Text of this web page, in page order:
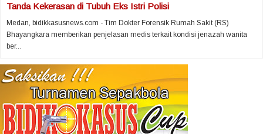
Tanda Kekerasan di Tubuh Eks Istri Polisi
Medan, bidikkasusnews.com - Tim Dokter Forensik Rumah Sakit (RS)
Bhayangkara memberikan penjelasan medis terkait kondisi jenazah wanita
ber...